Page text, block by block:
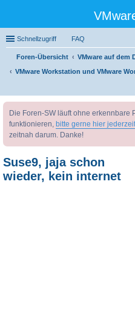
Schnellzugriff FAQ
Foren-Übersicht
VMware auf dem
VMware Workstation und VMware
Die Foren-SW läuft ohne erkennbare
funktionieren, bitte gerne hier
zeitnah darum. Danke!
Suse9, jaja schon
wieder, kein internet